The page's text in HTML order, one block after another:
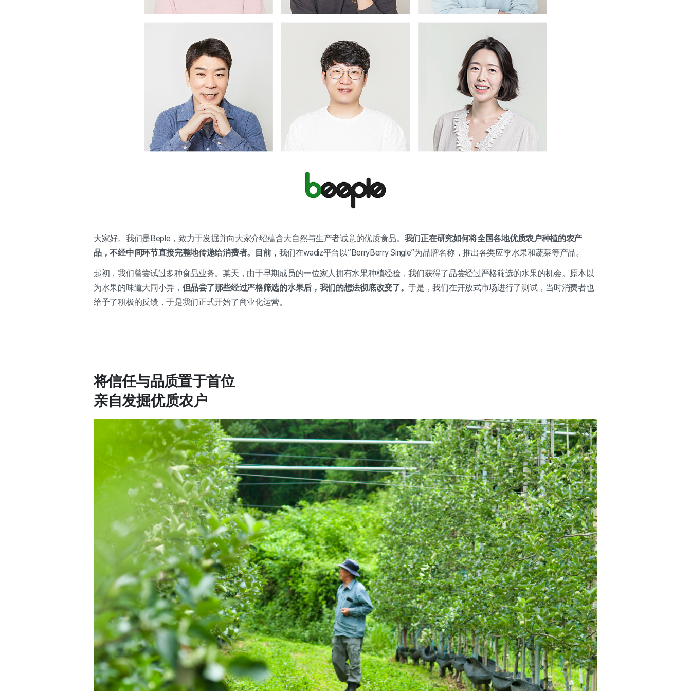
大家好。我们是Beple，致力于发掘并向大家介绍蕴含大自然与生产者诚意的优质食品。 我们正在研究如何将全国各地优质农户种植的农产
品，不经中间环节直接完整地传递给消费者。目前，我们在wadiz平台以“BerryBerry Single”为品牌名称，推出各类应季水果和蔬菜等产品。
起初，我们曾尝试过多种食品业务。某天，由于早期成员的一位家人拥有水果种植经验，我们获得了品尝经过严格筛选的水果的机会。原本以
为水果的味道大同小异， 但品尝了那些经过严格筛选的水果后，我们的想法彻底改变了。于是，我们在开放式市场进行了测试，当时消费者也
给予了积极的反馈，于是我们正式开始了商业化运营。
将信任与品质置于首位
亲自发掘优质农户